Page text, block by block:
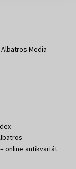
Media
online antikvariát